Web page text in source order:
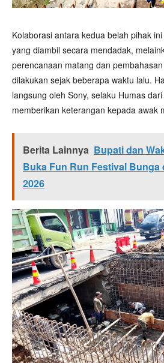
Kolaborasi antara kedua belah pihak
yang diambil secara mendadak,
perencanaan matang dan
dilakukan sejak beberapa waktu lalu.
langsung oleh Sony, selaku Humas
memberikan keterangan kepada awak
Berita Lainnya Bupati dan
Buka Fun Run Festival Bunga
2026